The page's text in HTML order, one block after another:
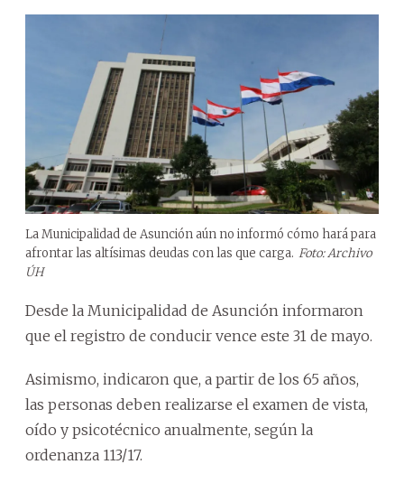
La Municipalidad de Asunción aún no informó cómo hará para
afrontar las altísimas deudas con las que carga. Foto: Archivo
ÚH
Desde la Municipalidad de Asunción informaron
que el registro de conducir vence este 31 de mayo.
Asimismo, indicaron que, a partir de los 65 años,
las personas deben realizarse el examen de vista,
oído y psicotécnico anualmente, según la
ordenanza 113/17.